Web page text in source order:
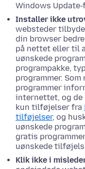
Windows
Installer ikke
websteder
din browser
på nettet eller til
uønskede
programpakke,
programmer.
programmer
internettet, og
kun tilføjelser fra
tilføjelser, og
uønskede
gratis
uønskede
Klik ikke i